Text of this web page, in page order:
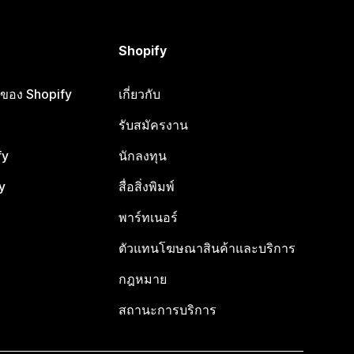
อง Shopify
Shopify
เกี่ยวกับ
รับสมัครงาน
นักลงทุน
สื่อสิ่งพิมพ์
พาร์ทเนอร์
ตัวแทนโฆษณาสินค้าและบริการ
กฎหมาย
สถานะการบริการ